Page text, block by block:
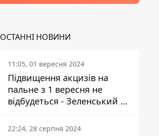
ОСТАННІ НОВИНИ
11:05, 01 вересня 2024
Підвищення акцизів на
пальне з 1 вересня не
відбудеться - Зеленський не
підписав закон
22:24, 28 серпня 2024